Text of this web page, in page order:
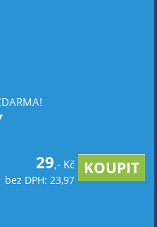
29,- Kč
bez DPH: 23,97